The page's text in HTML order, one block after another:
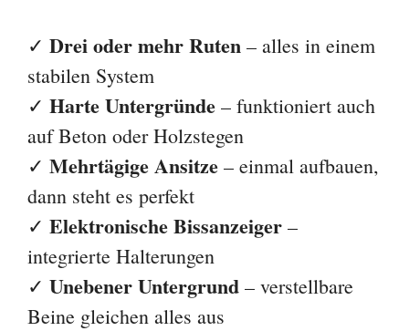
✓ Drei oder mehr Ruten – alles in einem
stabilen System
✓ Harte Untergründe – funktioniert auch
auf Beton oder Holzstegen
✓ Mehrtägige Ansitze – einmal aufbauen,
dann steht es perfekt
✓ Elektronische Bissanzeiger –
integrierte Halterungen
✓ Unebener Untergrund – verstellbare
Beine gleichen alles aus